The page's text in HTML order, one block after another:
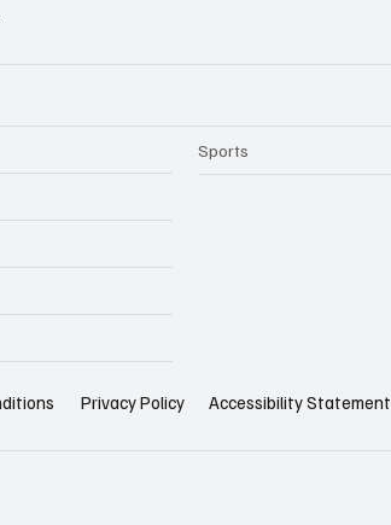
Sports
Privacy Policy Accessibility Statement